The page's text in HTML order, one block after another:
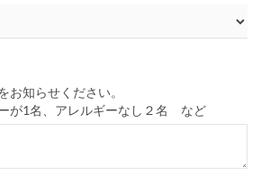
お知らせください。
が1名、アレルギーなし２名 など